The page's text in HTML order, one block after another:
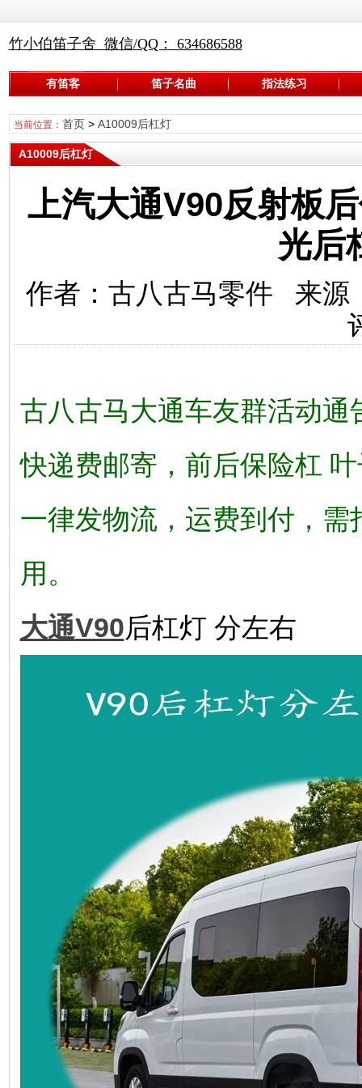
竹小伯笛子舍 微信/QQ： 634686588
有笛客 笛子名曲 指法练习
当前位置： 首页> A10009后杠灯
A10009后杠灯
上汽大通V90反射板
光后
作者：古八古马零件 来
古八古马大通车友群活动
快递费邮寄，前后保险杠
一律发物流，运费到付，
用。
大通V90后杠灯 分左右